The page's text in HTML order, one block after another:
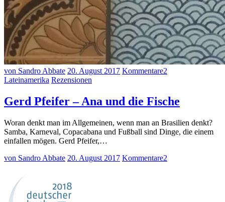
von Sandro Abbate 20. August 2017 Kommentare2
Lateinamerika Rezensionen
Gerd Pfeifer – Ana und die Fische
Woran denkt man im Allgemeinen, wenn man an Brasilien denkt?
Samba, Karneval, Copacabana und Fußball sind Dinge, die einem
einfallen mögen. Gerd Pfeifer,…
von Sandro Abbate 20. August 2017 Kommentare2